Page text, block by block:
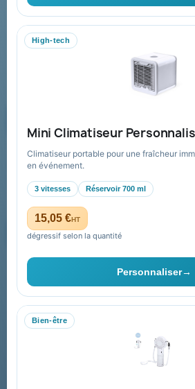
High-tech
Mini Climatiseur
Climatiseur portable pour une fraîcheur
en événement.
3 vitesses Réservoir 700 ml
15,05 €HT
dégressif selon la quantité
Personnaliser→
Bien-être
06 09 53 17 41
WhatsApp
equipe@promenoch-goodies.com
Recevez nos offres spéciales
Vous pouvez vous désinscrire à tout
cela nos informations de contact dans les
site.
Collectivités & administrations
Devis, mandat administratif et